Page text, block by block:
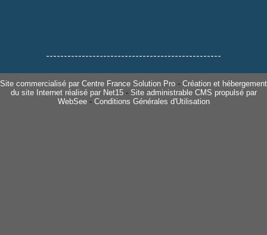
-------------------------------------------------
Site commercialisé par Centre France Solution Pro - Création et hébergement
du site Internet réalisé par Net15- Site administrable CMS propulsé par
WebSee- Conditions Générales d'Utilisation